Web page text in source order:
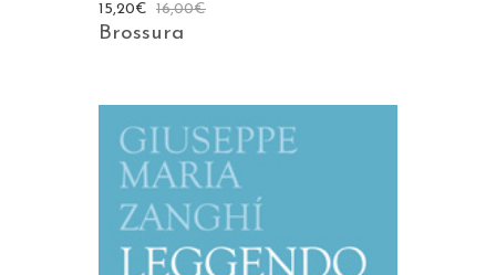
16,00€
15,20€
Brossura